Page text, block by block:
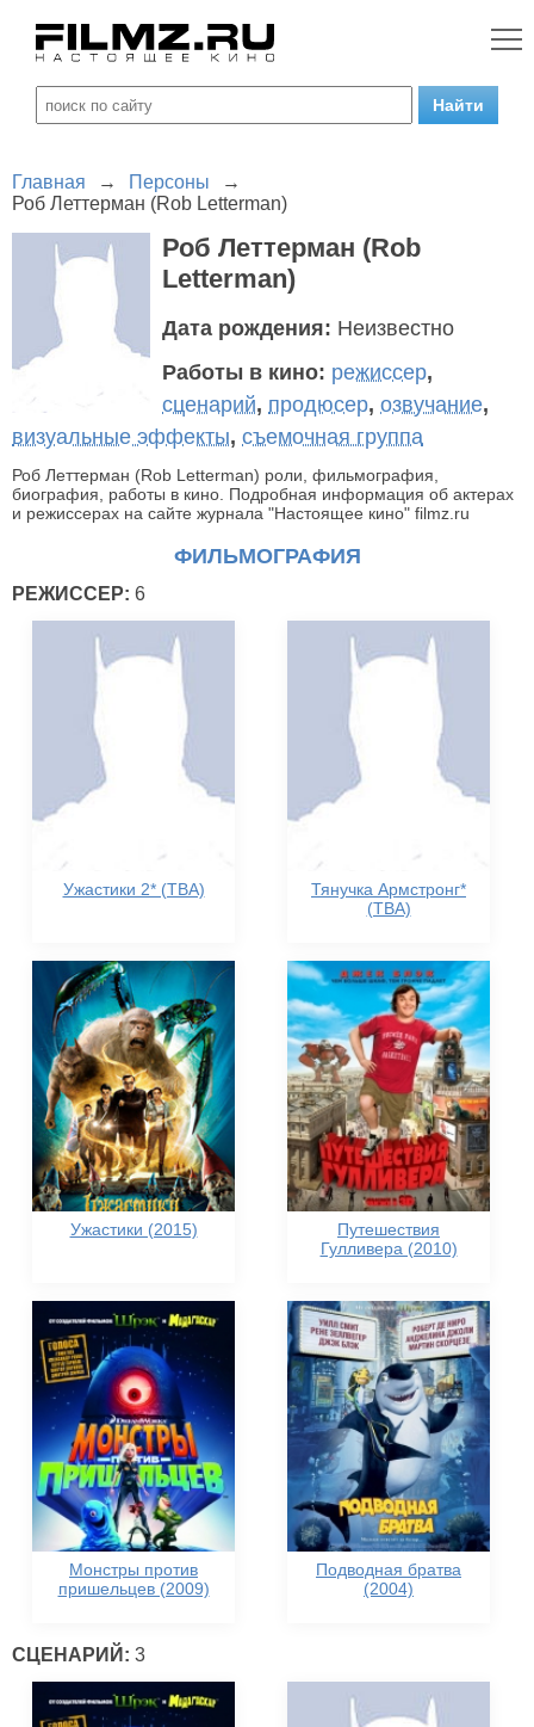
Главная → Персоны
→
Роб Леттерман (Rob Letterman)
Роб Леттерман (Rob
Letterman)
Дата рождения: Неизвестно
Работы в кино: режиссер,
сценарий, продюсер, озвучание,
визуальные эффекты, съемочная группа
Роб Леттерман (Rob Letterman) роли, фильмография,
биография, работы в кино. Подробная информация об актерах
и режиссерах на сайте журнала "Настоящее кино" filmz.ru
ФИЛЬМОГРАФИЯ
РЕЖИССЕР: 6
Ужастики 2* (TBA)
Тянучка Армстронг*
(TBA)
Ужастики (2015)
Путешествия
Гулливера (2010)
Монстры против
пришельцев (2009)
Подводная братва
(2004)
СЦЕНАРИЙ: 3